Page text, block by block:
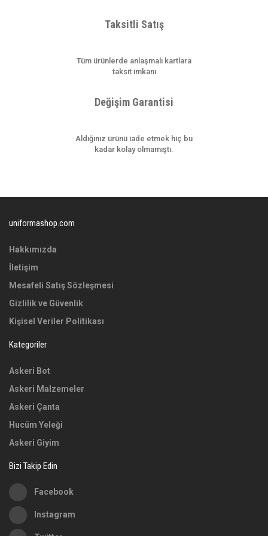
Gönder
Taksitli Satış
Tüm ürünlerde anlaşmalı kartlara
taksit imkanı
Değişim Garantisi
Aldığınız ürünü iade etmek hiç bu
kadar kolay olmamıştı.
uniformashop.com
Hakkımızda
İletişim
Mesafeli Satış Sözleşmesi
Gizlilik ve Güvenlik
Kişisel Veriler Politikası
Kategoriler
Askeri Bot
Askeri Malzemeler
Askeri Çanta
Hucüm Yeleği
Askeri Giyim
Bizi Takip Edin
Facebook
Instagram